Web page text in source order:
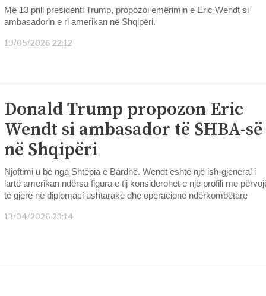
Më 13 prill presidenti Trump, propozoi emërimin e Eric Wendt si
ambasadorin e ri amerikan në Shqipëri.
19/05/2026 22:12
Donald Trump propozon Eric
Wendt si ambasador të SHBA-së
në Shqipëri
Njoftimi u bë nga Shtëpia e Bardhë. Wendt është një ish-gjeneral i
lartë amerikan ndërsa figura e tij konsiderohet e një profili me
të gjerë në diplomaci ushtarake dhe operacione ndërkombëtare
13/04/2026 23:14